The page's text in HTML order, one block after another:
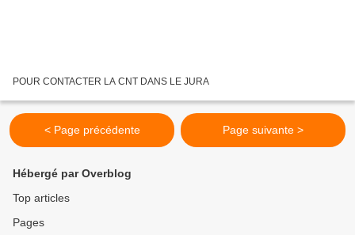
POUR CONTACTER LA CNT DANS LE JURA
< Page précédente Page suivante >
Hébergé par Overblog
Top articles
Pages